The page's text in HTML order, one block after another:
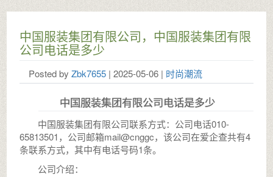
中国服装集团有限公司，中国服装集团有限
公司电话是多少
Posted by Zbk7655 | 2025-05-06 | 时尚潮流
中国服装集团有限公司电话是多少
中国服装集团有限公司联系方式：公司电话010-
65813501，公司邮箱mail@cnggc，该公司在爱企查共有4
条联系方式，其中有电话号码1条。
公司介绍：